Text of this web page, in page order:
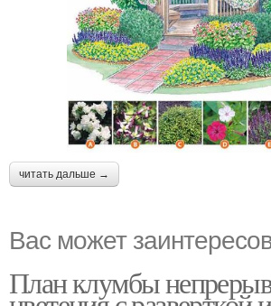
читать дальше →
Вас может
План клумбы